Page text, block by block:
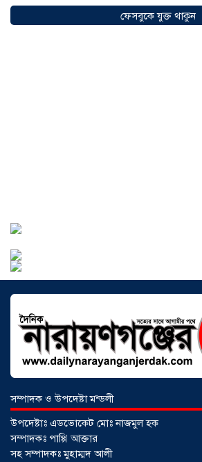
অগ্রযাত্রায় নতুন
মোহাম্মদিয়া
ফেসবুকে যুক্ত থাকুন
সম্পাদক ও উপদেষ্টা মন্ডলী
উপদেষ্টাঃ এডভোকেট মোঃ নাজমুল হক
সম্পাদকঃ পাপ্পি আক্তার
সহ সম্পাদকঃ মুহাম্মদ আলী